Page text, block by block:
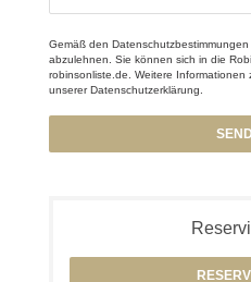
Gemäß den
abzulehnen. Sie können sich in die
robinsonliste.de . Weitere
unsererDatenschutzerklärung